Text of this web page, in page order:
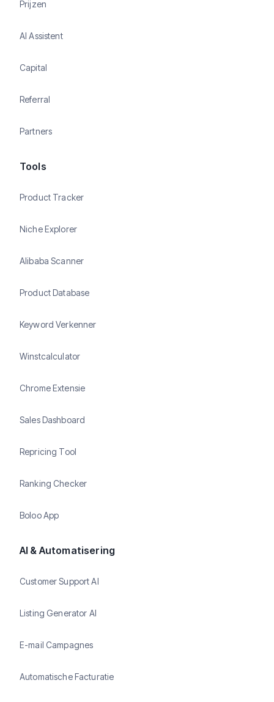
Prijzen
AI Assistent
Capital
Referral
Partners
Tools
Product Tracker
Niche Explorer
Alibaba Scanner
Product Database
Keyword Verkenner
Winstcalculator
Chrome Extensie
Sales Dashboard
Repricing Tool
Ranking Checker
Boloo App
AI & Automatisering
Customer Support AI
Listing Generator AI
E-mail Campagnes
Automatische Facturatie